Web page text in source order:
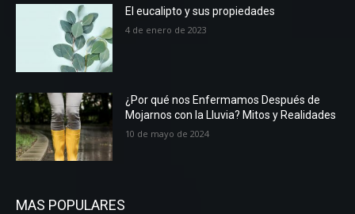
El eucalipto y sus propiedades
4 de enero de 2023
¿Por qué nos Enfermamos Después de
Mojarnos con la Lluvia? Mitos y Realidades
10 de mayo de 2024
MAS POPULARES